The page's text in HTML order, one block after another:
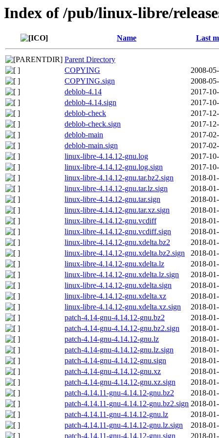
Index of /pub/linux-libre/
Name Last
Parent Directory
COPYING
2008-
COPYING.sign
2008-
deblob-4.14
2017-
deblob-4.14.sign
2017-
deblob-check
2017-
deblob-check.sign
2017-
deblob-main
2017-
deblob-main.sign
2017-
linux-libre-4.14.12-gnu.log
2017-
linux-libre-4.14.12-gnu.log.sign
2017-
linux-libre-4.14.12-gnu.tar.bz2.sign
2018-
linux-libre-4.14.12-gnu.tar.lz.sign
2018-
linux-libre-4.14.12-gnu.tar.sign
2018-
linux-libre-4.14.12-gnu.tar.xz.sign
2018-
linux-libre-4.14.12-gnu.vcdiff
2018-
linux-libre-4.14.12-gnu.vcdiff.sign
2018-
linux-libre-4.14.12-gnu.xdelta.bz2
2018-
linux-libre-4.14.12-gnu.xdelta.bz2.sign
2018-
linux-libre-4.14.12-gnu.xdelta.lz
2018-
linux-libre-4.14.12-gnu.xdelta.lz.sign
2018-
linux-libre-4.14.12-gnu.xdelta.sign
2018-
linux-libre-4.14.12-gnu.xdelta.xz
2018-
linux-libre-4.14.12-gnu.xdelta.xz.sign
2018-
patch-4.14-gnu-4.14.12-gnu.bz2
2018-
patch-4.14-gnu-4.14.12-gnu.bz2.sign
2018-
patch-4.14-gnu-4.14.12-gnu.lz
2018-
patch-4.14-gnu-4.14.12-gnu.lz.sign
2018-
patch-4.14-gnu-4.14.12-gnu.sign
2018-
patch-4.14-gnu-4.14.12-gnu.xz
2018-
patch-4.14-gnu-4.14.12-gnu.xz.sign
2018-
patch-4.14.11-gnu-4.14.12-gnu.bz2
2018-
patch-4.14.11-gnu-4.14.12-gnu.bz2.sign 2018-
patch-4.14.11-gnu-4.14.12-gnu.lz
2018-
patch-4.14.11-gnu-4.14.12-gnu.lz.sign
2018-
patch-4.14.11-gnu-4.14.12-gnu.sign
2018-